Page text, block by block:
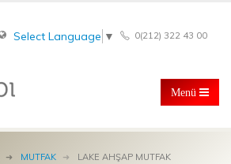
Select Language ▼ 0(212) 322 43 00
MUTFAK LAKE AHŞAP MUTFAK